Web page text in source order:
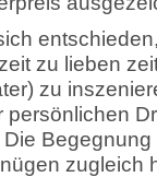
zu lieben
zu
persönlichen
zugleich